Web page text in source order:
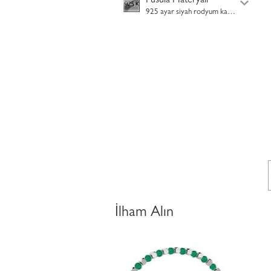
925 ayar siyah rodyum kaplama gümüş
İlham Alın